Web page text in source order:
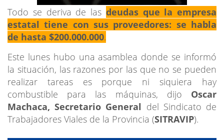
Todo se deriva de las deudas que la empresa
estatal tiene con sus proveedores: se habla
de hasta $200.000.000.
Este lunes hubo una asamblea donde se informó
la situación, las razones por las que no se pueden
realizar tareas es porque ni siquiera hay
combustible para las máquinas, dijo Oscar
Machaca, Secretario General del Sindicato de
Trabajadores Viales de la Provincia (SITRAVIP).